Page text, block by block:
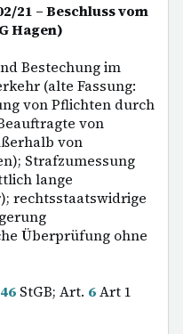
21 – Beschluss vom
Hagen)
Bestechung im
(alte Fassung:
von Pflichten durch
von
von
Strafzumessung
lange
rechtsstaatswidrige
Überprüfung ohne
46 StGB; Art. 6Art 1